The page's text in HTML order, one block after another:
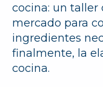
cocina: un taller
mercado para
ingredientes
finalmente, la
cocina.